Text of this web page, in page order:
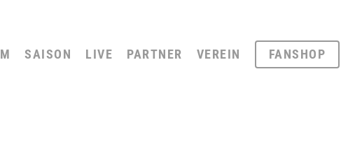
SAISON LIVE PARTNER VEREIN FANSHOP